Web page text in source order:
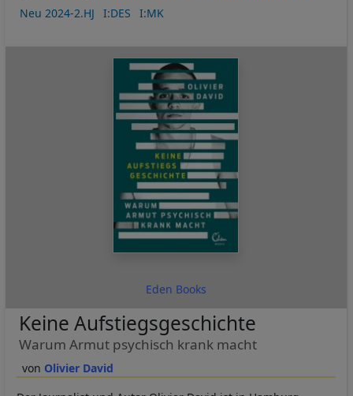
Neu 2024-2.HJ
I:DES I:MK
Eden Books
Olivier David
Keine Aufstiegsgeschichte
Warum Armut psychisch krank macht